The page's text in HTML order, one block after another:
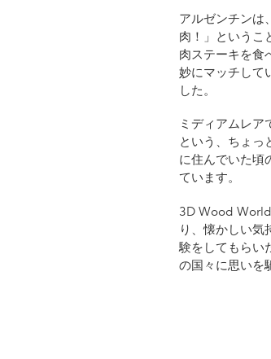
アルゼンチンは
肉！」というこ
肉ステーキを食
妙にマッチして
した。
ミディアムレア
という、ちょっ
に住んでいた頃
ています。
3D Wood
り、懐かしい気
験をしてもらい
の国々に思いを